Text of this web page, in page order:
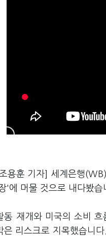
용훈 기자] 세계은행
'에 머물 것으로 내다봤습
동 재개와 미국의 소비
은 리스크로 지목했습니